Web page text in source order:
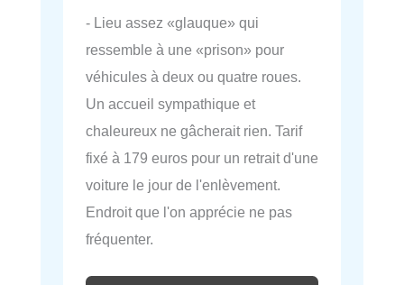
- Lieu assez «glauque» qui
ressemble à une «prison» pour
véhicules à deux ou quatre roues.
Un accueil sympathique et
chaleureux ne gâcherait rien. Tarif
fixé à 179 euros pour un retrait d'une
voiture le jour de l'enlèvement.
Endroit que l'on apprécie ne pas
fréquenter.